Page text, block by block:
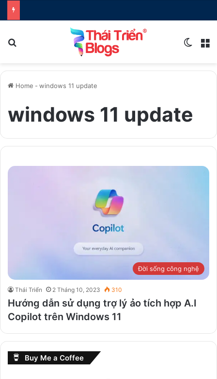
Home - windows 11 update
windows 11 update
Đời sống công nghệ
Thái Triển 2 Tháng 10, 2023 310
Hướng dẫn sử dụng trợ lý ảo tích hợp A.I
Copilot trên Windows 11
Buy Me a Coffee